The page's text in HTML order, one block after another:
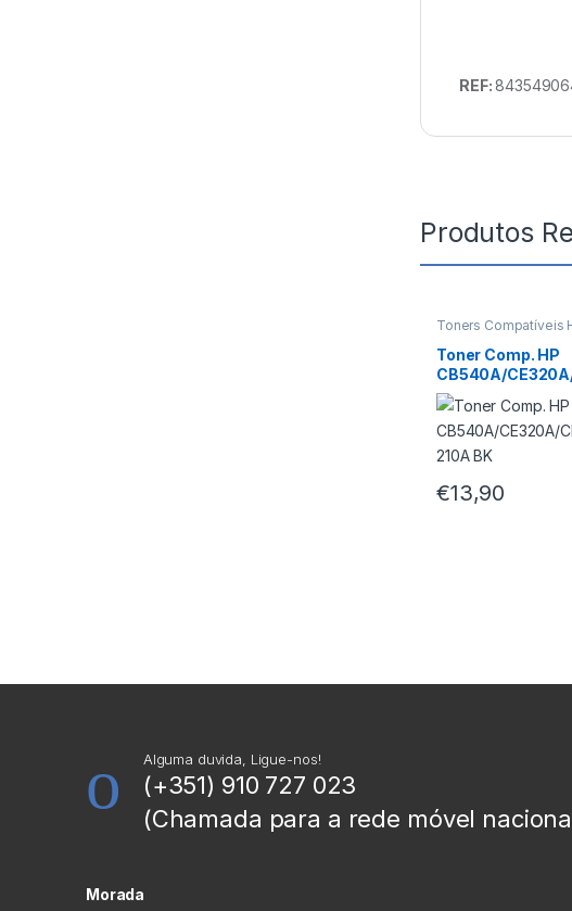
REF:
Produtos
Toners Compatíveis
Toner Comp. HP
CB540A/
CF210A BK
€13,90
Alguma duvida, Ligue-nos!
(+351) 910 727 023
(Chamada para a rede móvel
Morada